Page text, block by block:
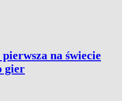
na świecie
gier